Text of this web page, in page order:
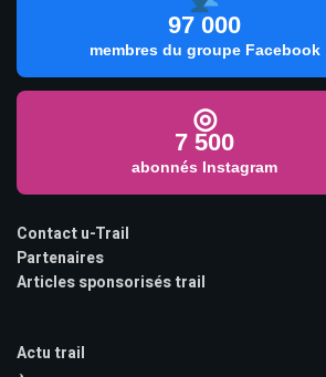
97 000
membres du groupe Facebook
◎
7 500
abonnés Instagram
Contact u-Trail
Partenaires
Articles sponsorisés trail
Actu trail